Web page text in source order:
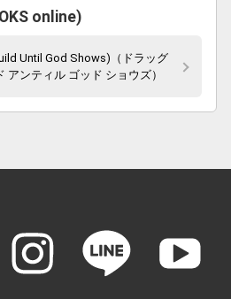
online)
Until God Shows)（ドラッグ
アンティル ゴッド ショウズ）